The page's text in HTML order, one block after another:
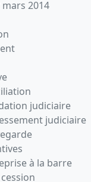
2014
judiciaire
judiciaire
à la barre